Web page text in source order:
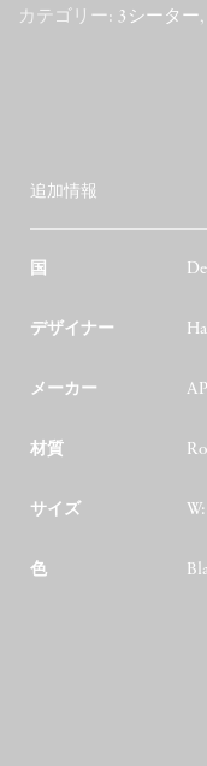
カテゴリー: 3シーター,
追加情報
国
デザイナー
メーカー
材質
サイズ
色